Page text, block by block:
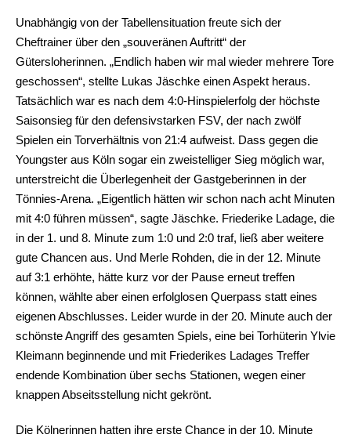
Unabhängig von der Tabellensituation freute sich der
Cheftrainer über den „souveränen Auftritt“ der
Gütersloherinnen. „Endlich haben wir mal wieder mehrere Tore
geschossen“, stellte Lukas Jäschke einen Aspekt heraus.
Tatsächlich war es nach dem 4:0-Hinspielerfolg der höchste
Saisonsieg für den defensivstarken FSV, der nach zwölf
Spielen ein Torverhältnis von 21:4 aufweist. Dass gegen die
Youngster aus Köln sogar ein zweistelliger Sieg möglich war,
unterstreicht die Überlegenheit der Gastgeberinnen in der
Tönnies-Arena. „Eigentlich hätten wir schon nach acht Minuten
mit 4:0 führen müssen“, sagte Jäschke. Friederike Ladage, die
in der 1. und 8. Minute zum 1:0 und 2:0 traf, ließ aber weitere
gute Chancen aus. Und Merle Rohden, die in der 12. Minute
auf 3:1 erhöhte, hätte kurz vor der Pause erneut treffen
können, wählte aber einen erfolglosen Querpass statt eines
eigenen Abschlusses. Leider wurde in der 20. Minute auch der
schönste Angriff des gesamten Spiels, eine bei Torhüterin Ylvie
Kleimann beginnende und mit Friederikes Ladages Treffer
endende Kombination über sechs Stationen, wegen einer
knappen Abseitsstellung nicht gekrönt.
Die Kölnerinnen hatten ihre erste Chance in der 10. Minute